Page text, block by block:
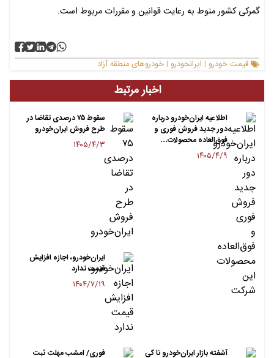
گمرکی کشور منوط به رعایت قوانین و مقررات مربوط است.
قیمت خودرو | ایرانخودرو | خودروهای منطقه آزاد
اخبار مرتبط
اطلاعیه ایران‌خودرو درباره
دور جدید فروش فوری و
فوق‌العاده محصولات…
۱۴۰۵/۴/۹
سقوط ۷۵ درصدی تقاضا در
طرح فروش ایران‌خودرو
۱۴۰۵/۴/۳
ایران‌خودرو، اجازه افزایش
قیمت ندارد
۱۴۰۴/۷/۱۹
آشفته بازار ایران‌خودرو تا کی
فوری/ امشب مهلت ثبت